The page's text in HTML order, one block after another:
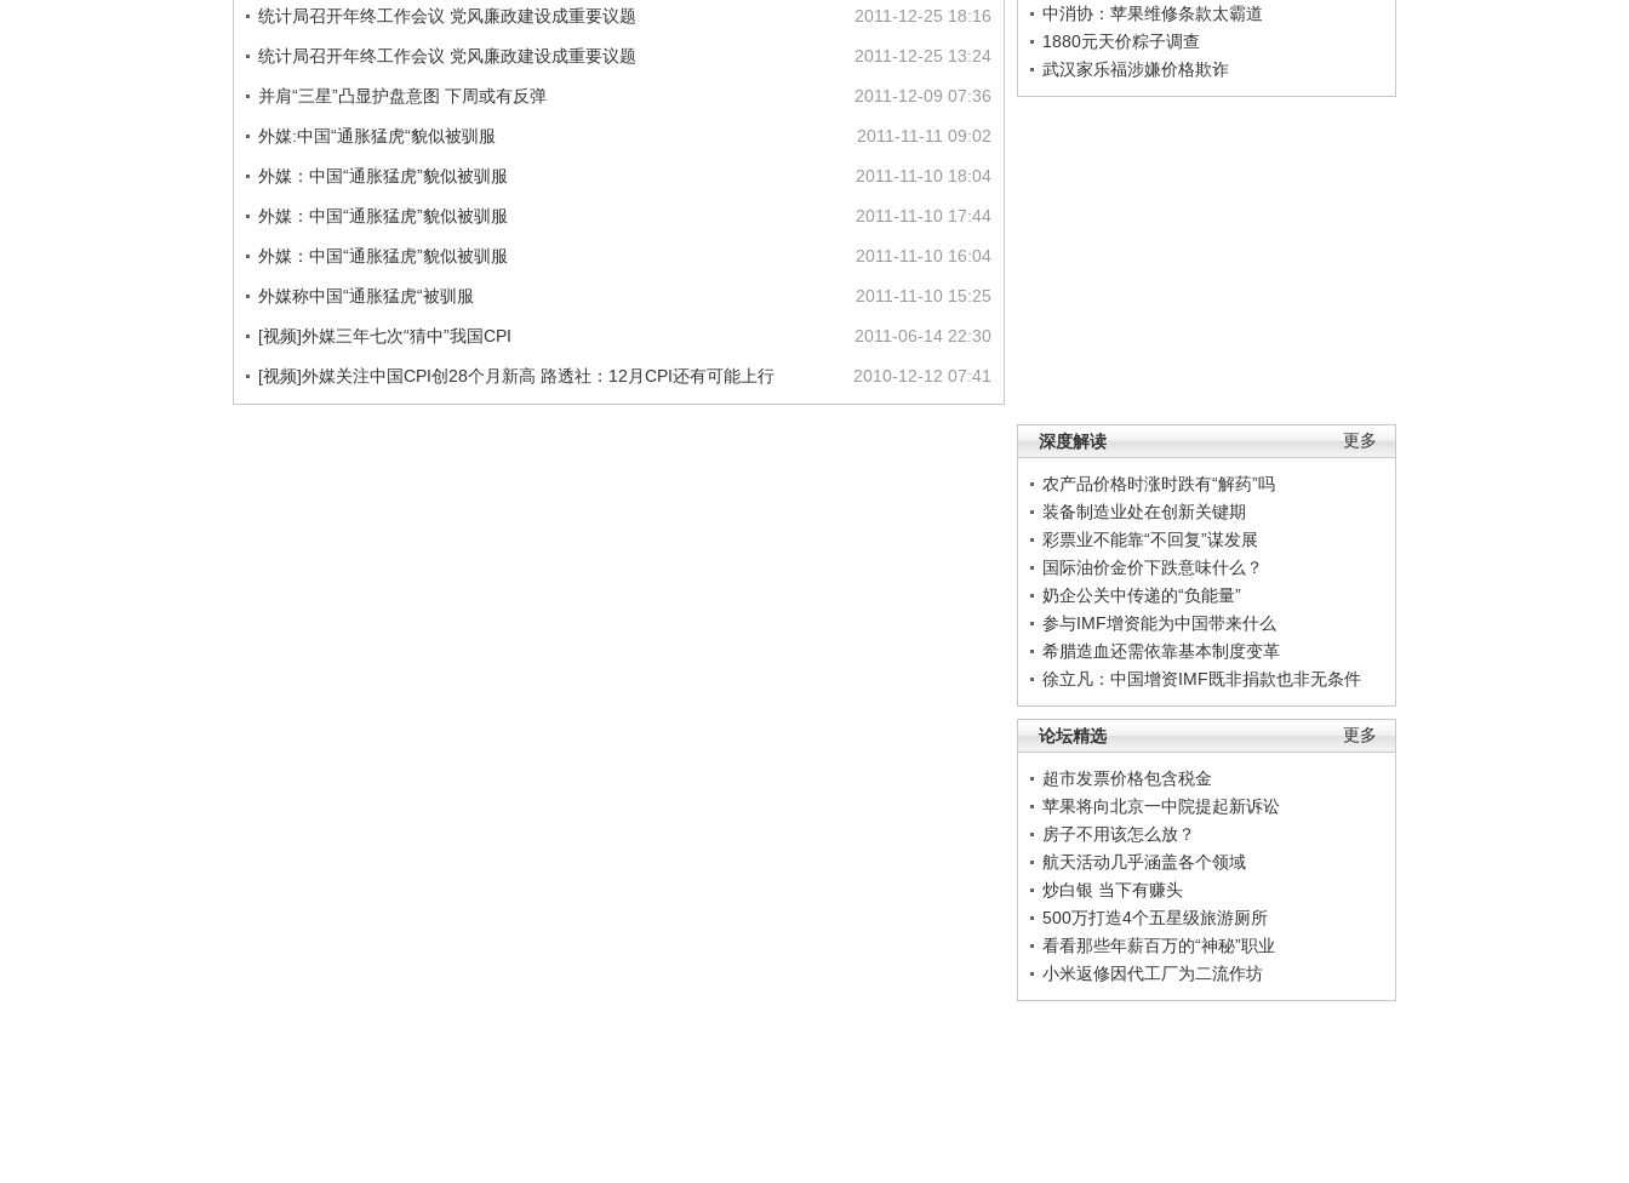
中消协：苹果维修条款太霸道
1880元天价粽子调查
武汉家乐福涉嫌价格欺诈
更多
深度解读
农产品价格时涨时跌有“解药”吗
装备制造业处在创新关键期
彩票业不能靠“不回复”谋发展
国际油价金价下跌意味什么？
奶企公关中传递的“负能量”
参与IMF增资能为中国带来什么
希腊造血还需依靠基本制度变革
徐立凡：中国增资IMF既非捐款也非无条件
更多
论坛精选
超市发票价格包含税金
苹果将向北京一中院提起新诉讼
房子不用该怎么放？
航天活动几乎涵盖各个领域
炒白银 当下有赚头
500万打造4个五星级旅游厕所
看看那些年薪百万的“神秘”职业
小米返修因代工厂为二流作坊
2011-12-25 18:16
统计局召开年终工作会议 党风廉政建设成重要议题
2011-12-25 13:24
统计局召开年终工作会议 党风廉政建设成重要议题
2011-12-09 07:36
并肩“三星”凸显护盘意图 下周或有反弹
2011-11-11 09:02
外媒:中国“通胀猛虎“貌似被驯服
2011-11-10 18:04
外媒：中国“通胀猛虎”貌似被驯服
2011-11-10 17:44
外媒：中国“通胀猛虎”貌似被驯服
2011-11-10 16:04
外媒：中国“通胀猛虎”貌似被驯服
2011-11-10 15:25
外媒称中国“通胀猛虎“被驯服
2011-06-14 22:30
[视频]外媒三年七次“猜中”我国CPI
2010-12-12 07:41
[视频]外媒关注中国CPI创28个月新高 路透社：12月CPI还有可能上行